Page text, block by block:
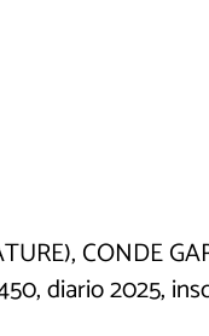
CONDE
diario 2025,